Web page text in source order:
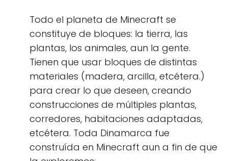
Todo el planeta de Minecraft se
constituye de bloques: la tierra, las
plantas, los animales, aun la gente.
Tienen que usar bloques de distintas
materiales (madera, arcilla, etcétera.)
para crear lo que deseen, creando
construcciones de múltiples plantas,
corredores, habitaciones adaptadas,
etcétera. Toda Dinamarca fue
construída en Minecraft aun a fin de que